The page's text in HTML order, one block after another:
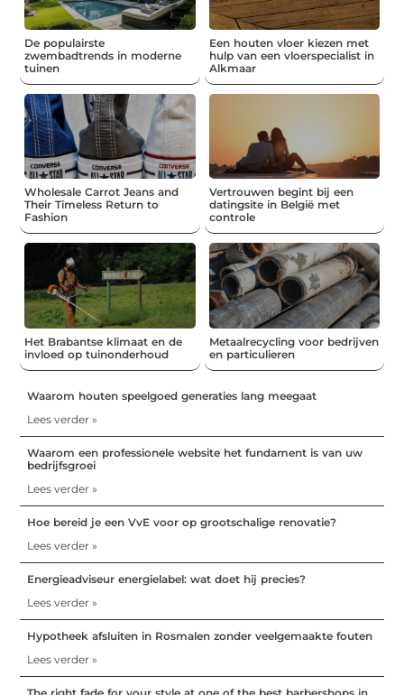
De populairste
zwembadtrends in moderne
tuinen
Een houten vloer kiezen met
hulp van een vloerspecialist in
Alkmaar
Wholesale Carrot Jeans and
Their Timeless Return to
Fashion
Vertrouwen begint bij een
datingsite in België met
controle
Het Brabantse klimaat en de
invloed op tuinonderhoud
Metaalrecycling voor bedrijven
en particulieren
Waarom houten speelgoed generaties lang meegaat
Lees verder »
Waarom een professionele website het fundament is van uw
bedrijfsgroei
Lees verder »
Hoe bereid je een VvE voor op grootschalige renovatie?
Lees verder »
Energieadviseur energielabel: wat doet hij precies?
Lees verder »
Hypotheek afsluiten in Rosmalen zonder veelgemaakte fouten
Lees verder »